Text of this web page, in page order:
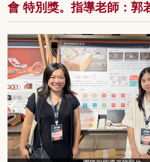
會 特別獎。指導老師：郭